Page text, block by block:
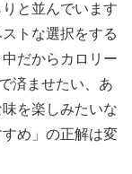
と並んでいます
トな選択をする
だからカロリー
済ませたい、あ
を楽しみたいな
め」の正解は変